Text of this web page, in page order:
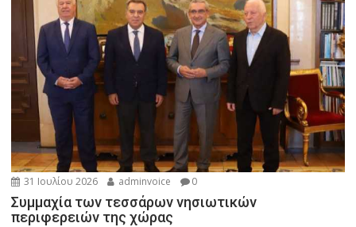
31 Ιουλίου 2026 adminvoice 0
Συμμαχία των τεσσάρων νησιωτικών
περιφερειών της χώρας